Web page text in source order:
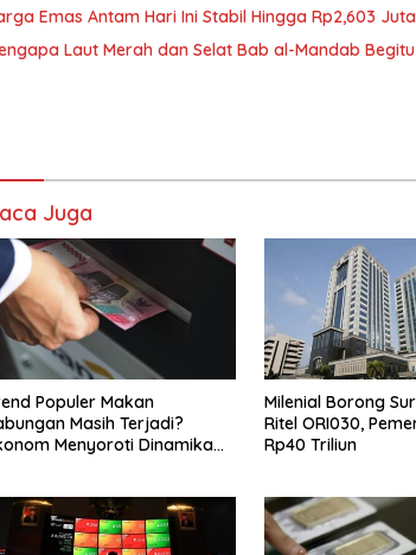
Emas Antam Hari Ini Stabil Hingga Rp2,603
Laut Merah dan Selat Bab al-Mandab
Juga
Populer Makan
Masih Terjadi?
Menyoroti Dinamika
Milenial Borong
Ritel ORI030,
Rp40 Triliun